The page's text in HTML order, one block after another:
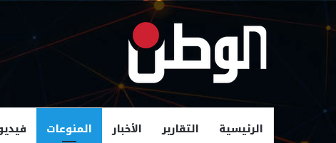
الرئيسية التقارير الأخبار المنوعات